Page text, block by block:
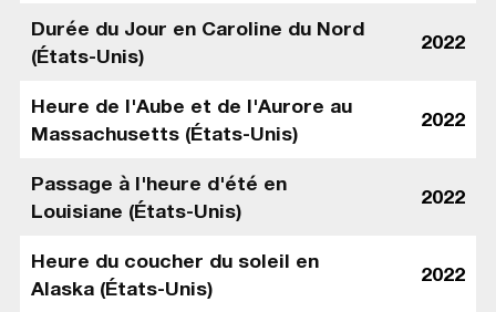
Durée du Jour en Caroline du Nord
(États-Unis)
2022
Heure de l'Aube et de l'Aurore au
Massachusetts (États-Unis)
2022
Passage à l'heure d'été en
Louisiane (États-Unis)
2022
Heure du coucher du soleil en
Alaska (États-Unis)
2022